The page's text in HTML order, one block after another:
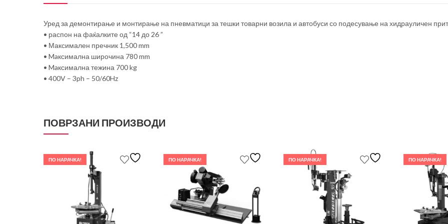
Уред за демонтирање и монтирање на пневматици за тешки товарни возила и автобуси со подесување на хидрауличен
• распон на фаќалките од “14 до 26 ”
• Максимален пречник 1,500 mm
• Maксимална широчина 780 mm
• Maксимална тежина 700 kg
• 400V – 3ph – 50/60Hz
ПОВРЗАНИ ПРОИЗВОДИ
ПО НАРАЧКА! ПО НАРАЧКА! ПО НАРАЧКА! ПО НАРАЧКА!